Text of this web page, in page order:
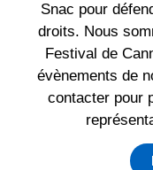
Snac pour
droits. Nous
Festival de
évènements de
contacter pour